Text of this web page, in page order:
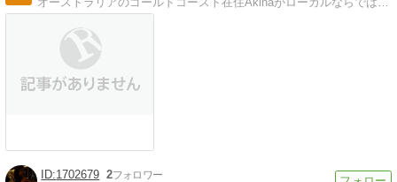
1702679 2